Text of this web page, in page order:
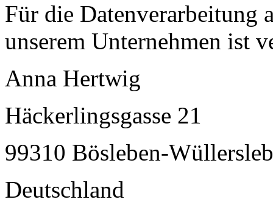
Für die Datenverarbeitung
unserem Unternehmen ist
Anna Hertwig
Häckerlingsgasse 21
99310 Bösleben-
Deutschland